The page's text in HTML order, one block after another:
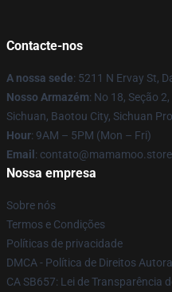
Contacte-nos
A nossa sede: 5211 N Ervay St,
Nosso Armazém: No 18, Seção
Sichuan, Baotou City, Sichuan
Hour: 9AM – 5PM (Mon – Fri)
Email : contato@mamamoo.store
Nossa empresa
Sobre nós
Termos e Condições
Políticas de privacidade
DMCA - Política de Direitos
CA SB657: Lei de Transparência